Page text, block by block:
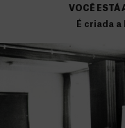
VOCÊ ESTÁ
É criada